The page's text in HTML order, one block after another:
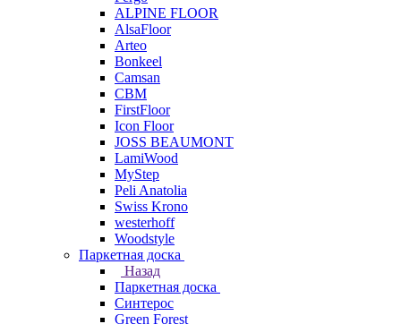
ALPINE FLOOR
AlsaFloor
Arteo
Bonkeel
Camsan
CBM
FirstFloor
Icon Floor
JOSS BEAUMONT
LamiWood
MyStep
Peli Anatolia
Swiss Krono
westerhoff
Woodstyle
Паркетная доска
Назад
Паркетная доска
Синтерос
Green Forest